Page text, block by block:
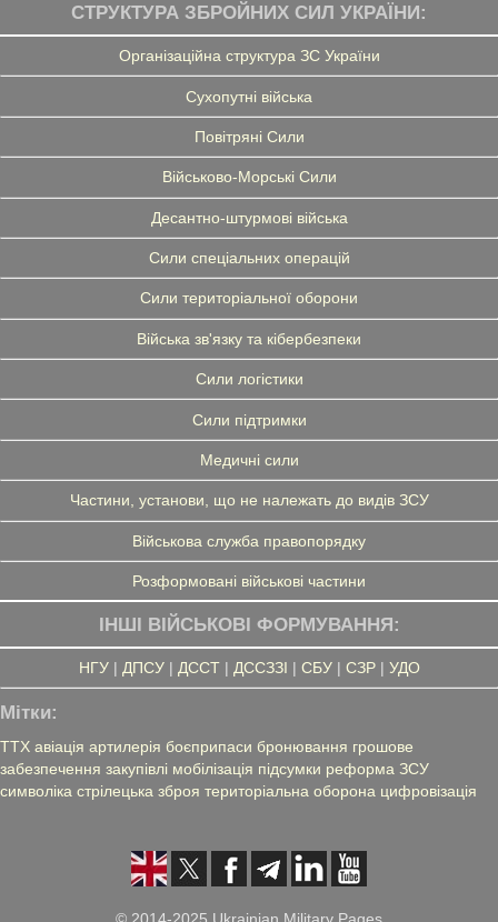
СТРУКТУРА ЗБРОЙНИХ СИЛ УКРАЇНИ:
Організаційна структура ЗС України
Сухопутні війська
Повітряні Сили
Військово-Морські Сили
Десантно-штурмові війська
Сили спеціальних операцій
Сили територіальної оборони
Війська зв'язку та кібербезпеки
Сили логістики
Сили підтримки
Медичні сили
Частини, установи, що не належать до видів ЗСУ
Військова служба правопорядку
Розформовані військові частини
ІНШІ ВІЙСЬКОВІ ФОРМУВАННЯ:
НГУ| ДПСУ| ДССТ| ДССЗЗІ | СБУ| СЗР| УДО
Мітки:
ТТХ авіація артилерія боєприпаси бронювання грошове
забезпечення закупівлі мобілізація підсумки реформа ЗСУ
символіка стрілецька зброя територіальна оборона цифровізація